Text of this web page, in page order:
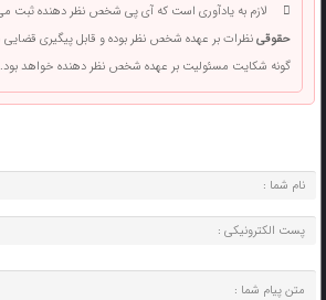
لازم به یادآوری است که آی پی شخص نظر دهنده ثبت
حقوقینظرات بر عهده شخص نظر بوده و قابل پیگیری
گونه شکایت مسئولیت بر عهده شخص نظر دهنده خواهد بود.